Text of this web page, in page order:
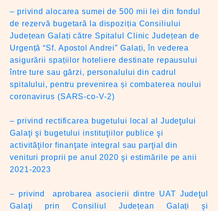
– privind alocarea sumei de 500 mii lei din fondul
de rezervă bugetară la dispoziția Consiliului
Județean Galați către Spitalul Clinic Județean de
Urgență “Sf. Apostol Andrei” Galați, în vederea
asigurării spațiilor hoteliere destinate repausului
între ture sau gărzi, personalului din cadrul
spitalului, pentru prevenirea și combaterea noului
coronavirus (SARS-co-V-2)
– privind rectificarea bugetului local al Judeţului
Galaţi şi bugetului instituţiilor publice şi
activitãţilor finanţate integral sau parţial din
venituri proprii pe anul 2020 şi estimările pe anii
2021-2023
– privind aprobarea asocierii dintre UAT Judeţul
Galaţi prin Consiliul Județean Galați şi